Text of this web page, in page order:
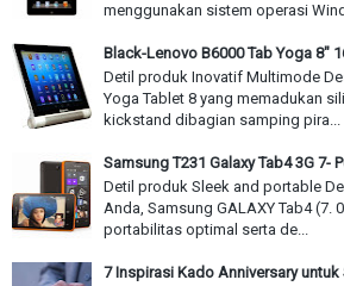
menggunakan sistem operasi
Black-Lenovo B6000 Tab Yoga 8"
Detil produk Inovatif Multimode
Yoga Tablet 8 yang memadukan
kickstand dibagian samping pira...
Samsung T231 Galaxy Tab4 3G 7-
Detil produk Sleek and portable
Anda, Samsung GALAXY Tab4 (7.
portabilitas optimal serta de...
7 Inspirasi Kado Anniversary untuk